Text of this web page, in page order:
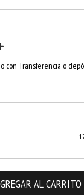
con Transferencia o